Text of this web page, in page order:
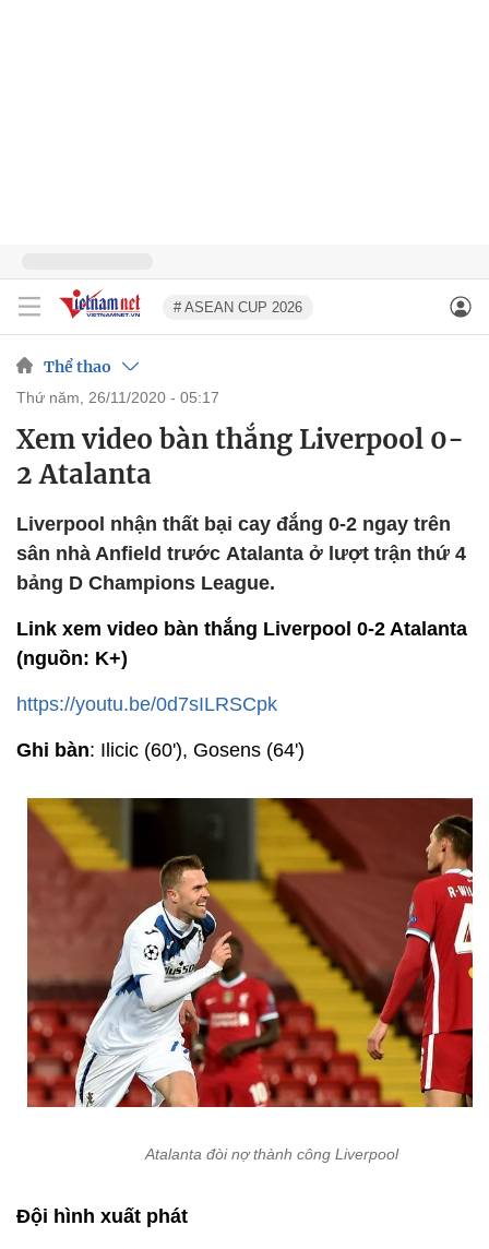
# ASEAN CUP 2026
Thể thao
thứ năm, 26/11/2020 - 05:17
Xem video bàn thắng Liverpool 0-
2 Atalanta
Liverpool nhận thất bại cay đắng 0-2 ngay trên
sân nhà Anfield trước Atalanta ở lượt trận thứ 4
bảng D Champions League.
Link xem video bàn thắng Liverpool 0-2 Atalanta
(nguồn: K+)
https://youtu.be/0d7sILRSCpk
Ghi bàn: Ilicic (60'), Gosens (64')
Atalanta đòi nợ thành công Liverpool
Đội hình xuất phát